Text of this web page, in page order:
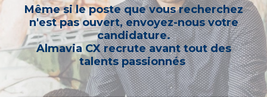
Même si le poste que vous recherchez
n'est pas ouvert, envoyez-nous votre
candidature.
Almavia CX recrute avant tout des
talents passionnés